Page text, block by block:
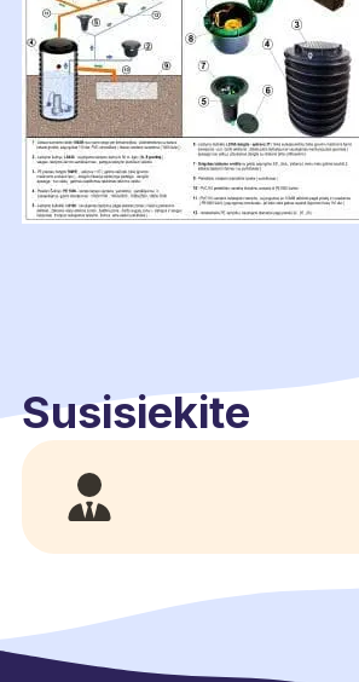
Susisiekite